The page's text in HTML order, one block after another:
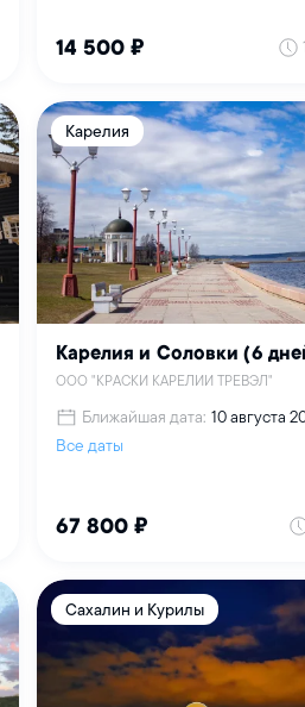
14 500 ₽
Карелия
Карелия и Соловки (6
ООО "КРАСКИ КАРЕЛИИ ТРЕВЭЛ"
Ближайшая дата: 10 августа
Все даты
67 800 ₽
Сахалин и Курилы